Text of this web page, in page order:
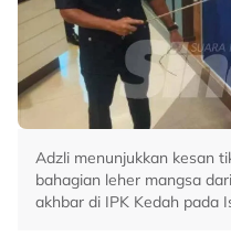
Adzli menunjukkan kesan
bahagian leher mangsa
akhbar di IPK Kedah pada